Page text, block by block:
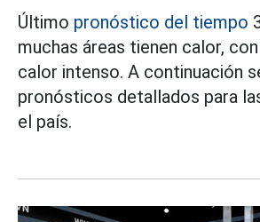
Último pronóstico del tiempo
muchas áreas tienen calor,
calor intenso. A continuación
pronósticos detallados para
el país.